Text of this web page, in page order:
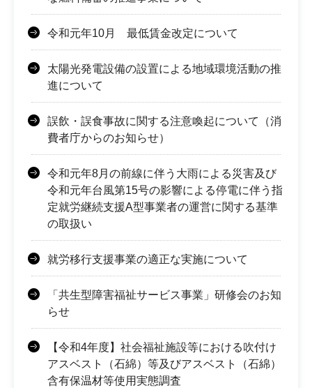
令和元年10月 最低賃金改定について
太陽光発電設備の設置による地域環境活動の推
進について
誤飲・誤食事故に関する注意喚起について（消
費者庁からのお知らせ）
令和元年8月の前線に伴う大雨による災害及び
令和元年台風第15号の影響による停電に伴う指
定就労継続支援A型事業者の運営に関する基準
の取扱い
就労移行支援事業の適正な実施について
「共生型障害福祉サービス事業」研修会のお知
らせ
【令和4年度】社会福祉施設等における吹付け
アスベスト（石綿）等及びアスベスト（石綿）
含有保温材等使用実態調査